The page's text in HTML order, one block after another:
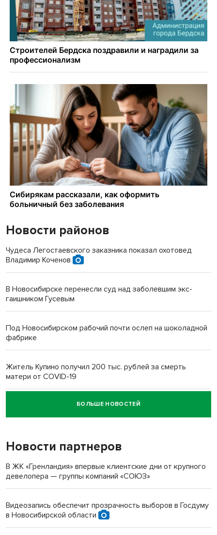
Новости районов
Чудеса Легостаевского заказника показал охотовед
Владимир Коченов
В Новосибирске перенесли суд над заболевшим экс-
гаишником Гусевым
Под Новосибирском рабочий почти ослеп на шоколадной
фабрике
Житель Купино получил 200 тыс. рублей за смерть
матери от COVID-19
Новосибирский суд наказал водителя за смерть
пенсионерки на вокзале
БОЛЬШЕ НОВОСТЕЙ
Новости партнеров
В ЖК «Гренландия» впервые клиентские дни от крупного
девелопера — группы компаний «СОЮЗ»
Видеозапись обеспечит прозрачность выборов в Госдуму
в Новосибирской области